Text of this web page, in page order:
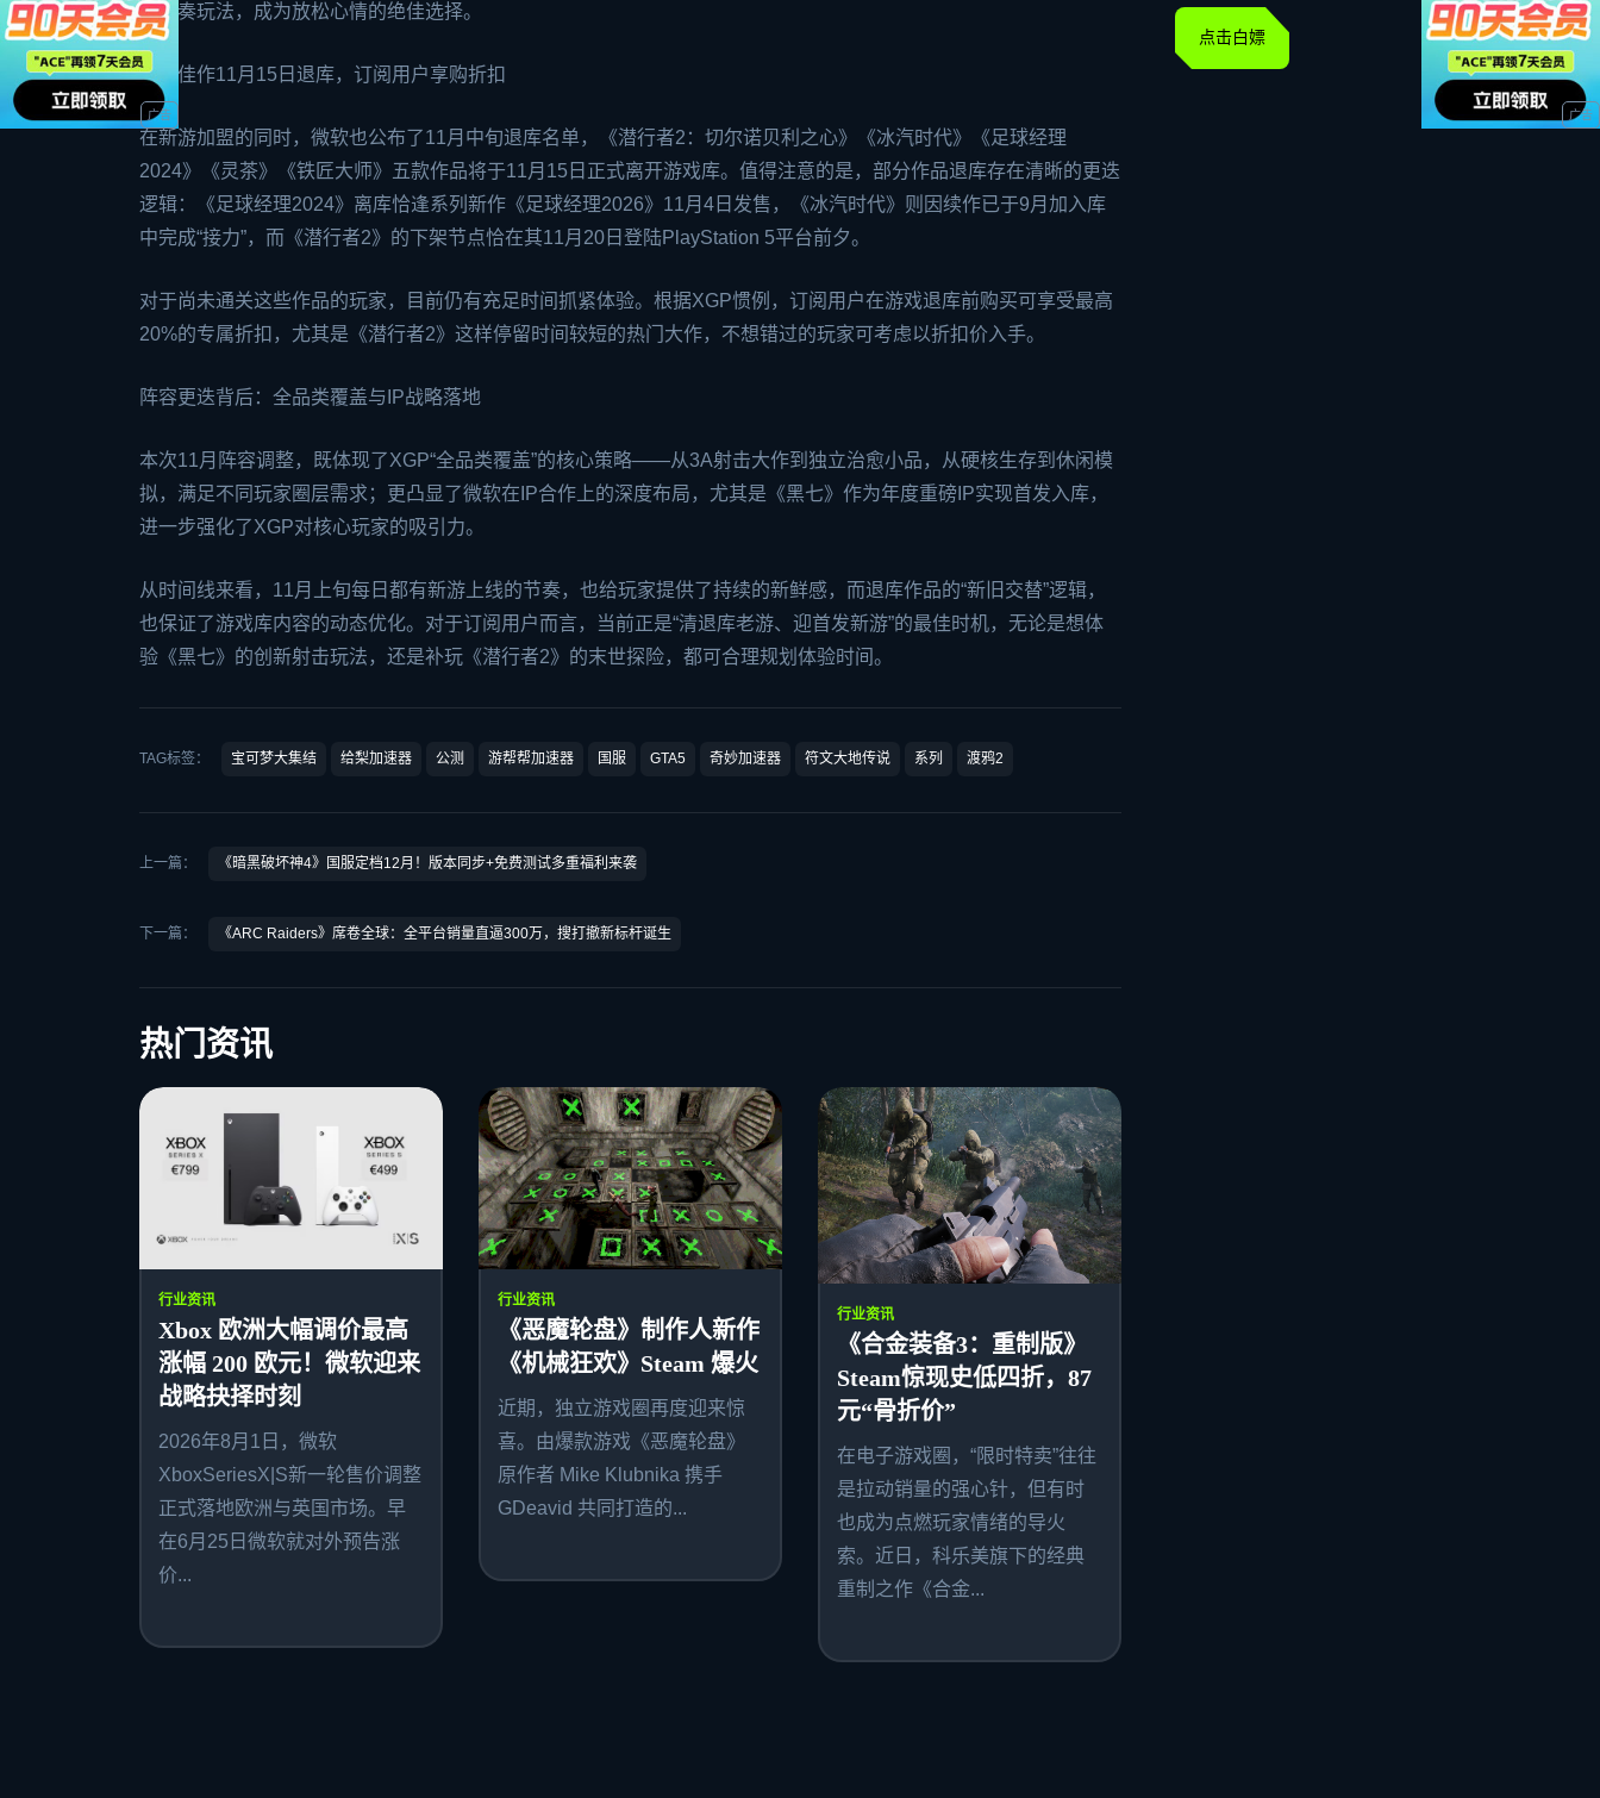
慢节奏玩法，成为放松心情的绝佳选择。
五款佳作11月15日退库，订阅用户享购折扣
在新游加盟的同时，微软也公布了11月中旬退库名单，《潜行者2：切尔诺贝利之心》《冰汽时代》《足球经理
2024》《灵茶》《铁匠大师》五款作品将于11月15日正式离开游戏库。值得注意的是，部分作品退库存在清晰的更迭
逻辑：《足球经理2024》离库恰逢系列新作《足球经理2026》11月4日发售，《冰汽时代》则因续作已于9月加入库
中完成“接力”，而《潜行者2》的下架节点恰在其11月20日登陆PlayStation 5平台前夕。
对于尚未通关这些作品的玩家，目前仍有充足时间抓紧体验。根据XGP惯例，订阅用户在游戏退库前购买可享受最高
20%的专属折扣，尤其是《潜行者2》这样停留时间较短的热门大作，不想错过的玩家可考虑以折扣价入手。
阵容更迭背后：全品类覆盖与IP战略落地
本次11月阵容调整，既体现了XGP“全品类覆盖”的核心策略——从3A射击大作到独立治愈小品，从硬核生存到休闲模
拟，满足不同玩家圈层需求；更凸显了微软在IP合作上的深度布局，尤其是《黑七》作为年度重磅IP实现首发入库，
进一步强化了XGP对核心玩家的吸引力。
从时间线来看，11月上旬每日都有新游上线的节奏，也给玩家提供了持续的新鲜感，而退库作品的“新旧交替”逻辑，
也保证了游戏库内容的动态优化。对于订阅用户而言，当前正是“清退库老游、迎首发新游”的最佳时机，无论是想体
验《黑七》的创新射击玩法，还是补玩《潜行者2》的末世探险，都可合理规划体验时间。
TAG标签： 宝可梦大集结 给梨加速器 公测 游帮帮加速器 国服 GTA5 奇妙加速器 符文大地传说 系列 渡鸦2
上一篇： 《暗黑破坏神4》国服定档12月！版本同步+免费测试多重福利来袭
下一篇： 《ARC Raiders》席卷全球：全平台销量直逼300万，搜打撤新标杆诞生
热门资讯
行业资讯
Xbox 欧洲大幅调价最高
涨幅 200 欧元！微软迎来
战略抉择时刻
2026年8月1日，微软
XboxSeriesX|S新一轮售价调整
正式落地欧洲与英国市场。早
在6月25日微软就对外预告涨
价...
行业资讯
《恶魔轮盘》制作人新作
《机械狂欢》Steam 爆火
近期，独立游戏圈再度迎来惊
喜。由爆款游戏《恶魔轮盘》
原作者 Mike Klubnika 携手
GDeavid 共同打造的...
行业资讯
《合金装备3：重制版》
Steam惊现史低四折，87
元“骨折价”
在电子游戏圈，“限时特卖”往往
是拉动销量的强心针，但有时
也成为点燃玩家情绪的导火
索。近日，科乐美旗下的经典
重制之作《合金...
点击白嫖